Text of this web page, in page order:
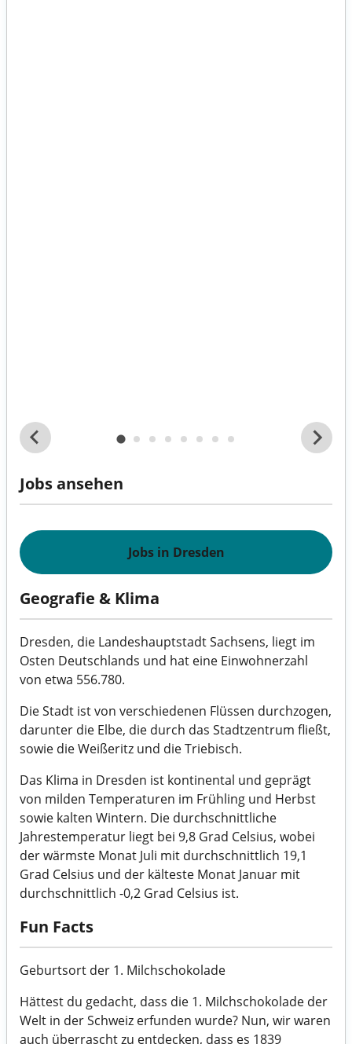
Jobs ansehen
Jobs in Dresden
Geografie & Klima
Dresden, die Landeshauptstadt Sachsens, liegt im
Osten Deutschlands und hat eine Einwohnerzahl
von etwa 556.780.
Die Stadt ist von verschiedenen Flüssen durchzogen,
darunter die Elbe, die durch das Stadtzentrum fließt,
sowie die Weißeritz und die Triebisch.
Das Klima in Dresden ist kontinental und geprägt
von milden Temperaturen im Frühling und Herbst
sowie kalten Wintern. Die durchschnittliche
Jahrestemperatur liegt bei 9,8 Grad Celsius, wobei
der wärmste Monat Juli mit durchschnittlich 19,1
Grad Celsius und der kälteste Monat Januar mit
durchschnittlich -0,2 Grad Celsius ist.
Fun Facts
Geburtsort der 1. Milchschokolade
Hättest du gedacht, dass die 1. Milchschokolade der
Welt in der Schweiz erfunden wurde? Nun, wir waren
auch überrascht zu entdecken, dass es 1839